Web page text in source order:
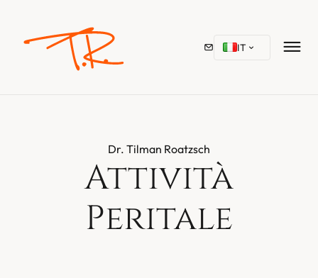
IT
Dr. Tilman Roatzsch
Attività
Peritale